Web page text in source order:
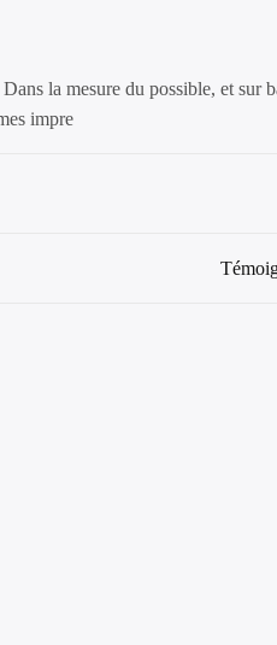
la mesure du possible, et sur
impre